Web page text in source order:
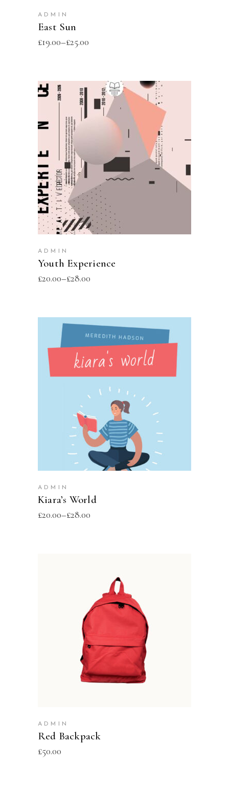
ADMIN
East Sun
£19.00–£25.00
SELECT OPTIONS
ADMIN
Youth Experience
£20.00–£28.00
SELECT OPTIONS
ADMIN
Kiara’s World
£20.00–£28.00
ADD TO CART
ADMIN
Red Backpack
£50.00